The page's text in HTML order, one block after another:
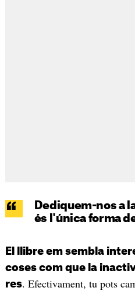
Dediquem-nos a
és l'única forma
El llibre em sembla
coses com que la
res. Efectivament, tu pots